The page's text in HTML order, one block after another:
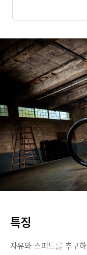
특징
자유와 스피드를 추구